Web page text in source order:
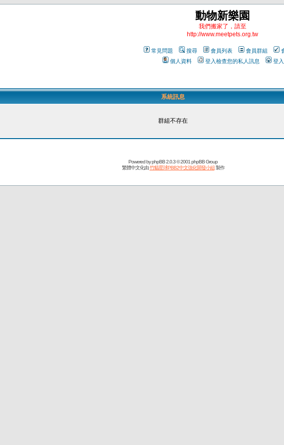
動物新樂園
我們搬家了，請至
http://www.meetpets.org.tw
常見問題 搜尋 會員列表 會員群組
個人資料
登入檢查您的私人訊息 登入
系統訊息
群組不存在
Powered byphpBB2.0.3 © 2001 phpBB Group
繁體中文化由竹貓星球PBB2中文強化開發小組製作